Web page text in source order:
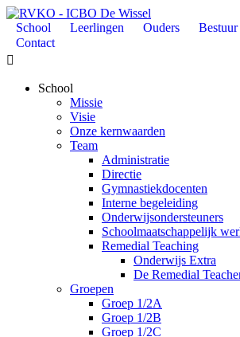
School Leerlingen Ouders Bestuur
Contact

School
Missie
Visie
Onze kernwaarden
Team
Administratie
Directie
Gymnastiekdocenten
Interne begeleiding
Onderwijsondersteuners
Schoolmaatschappelijk
Remedial Teaching
Onderwijs Extra
De Remedial
Groepen
Groep 1/2A
Groep 1/2B
Groep 1/2C